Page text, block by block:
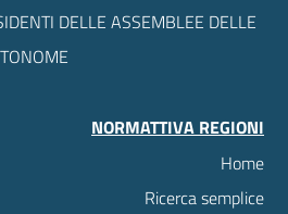
DELLE ASSEMBLEE DELLE
NORMATTIVA REGIONI
Home
Ricerca semplice